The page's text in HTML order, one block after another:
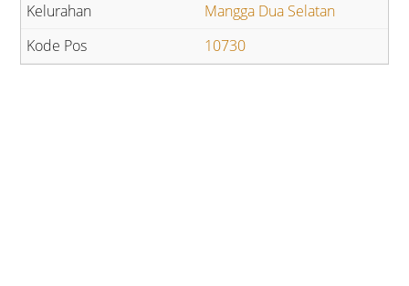
Mangga Dua Selatan
10730